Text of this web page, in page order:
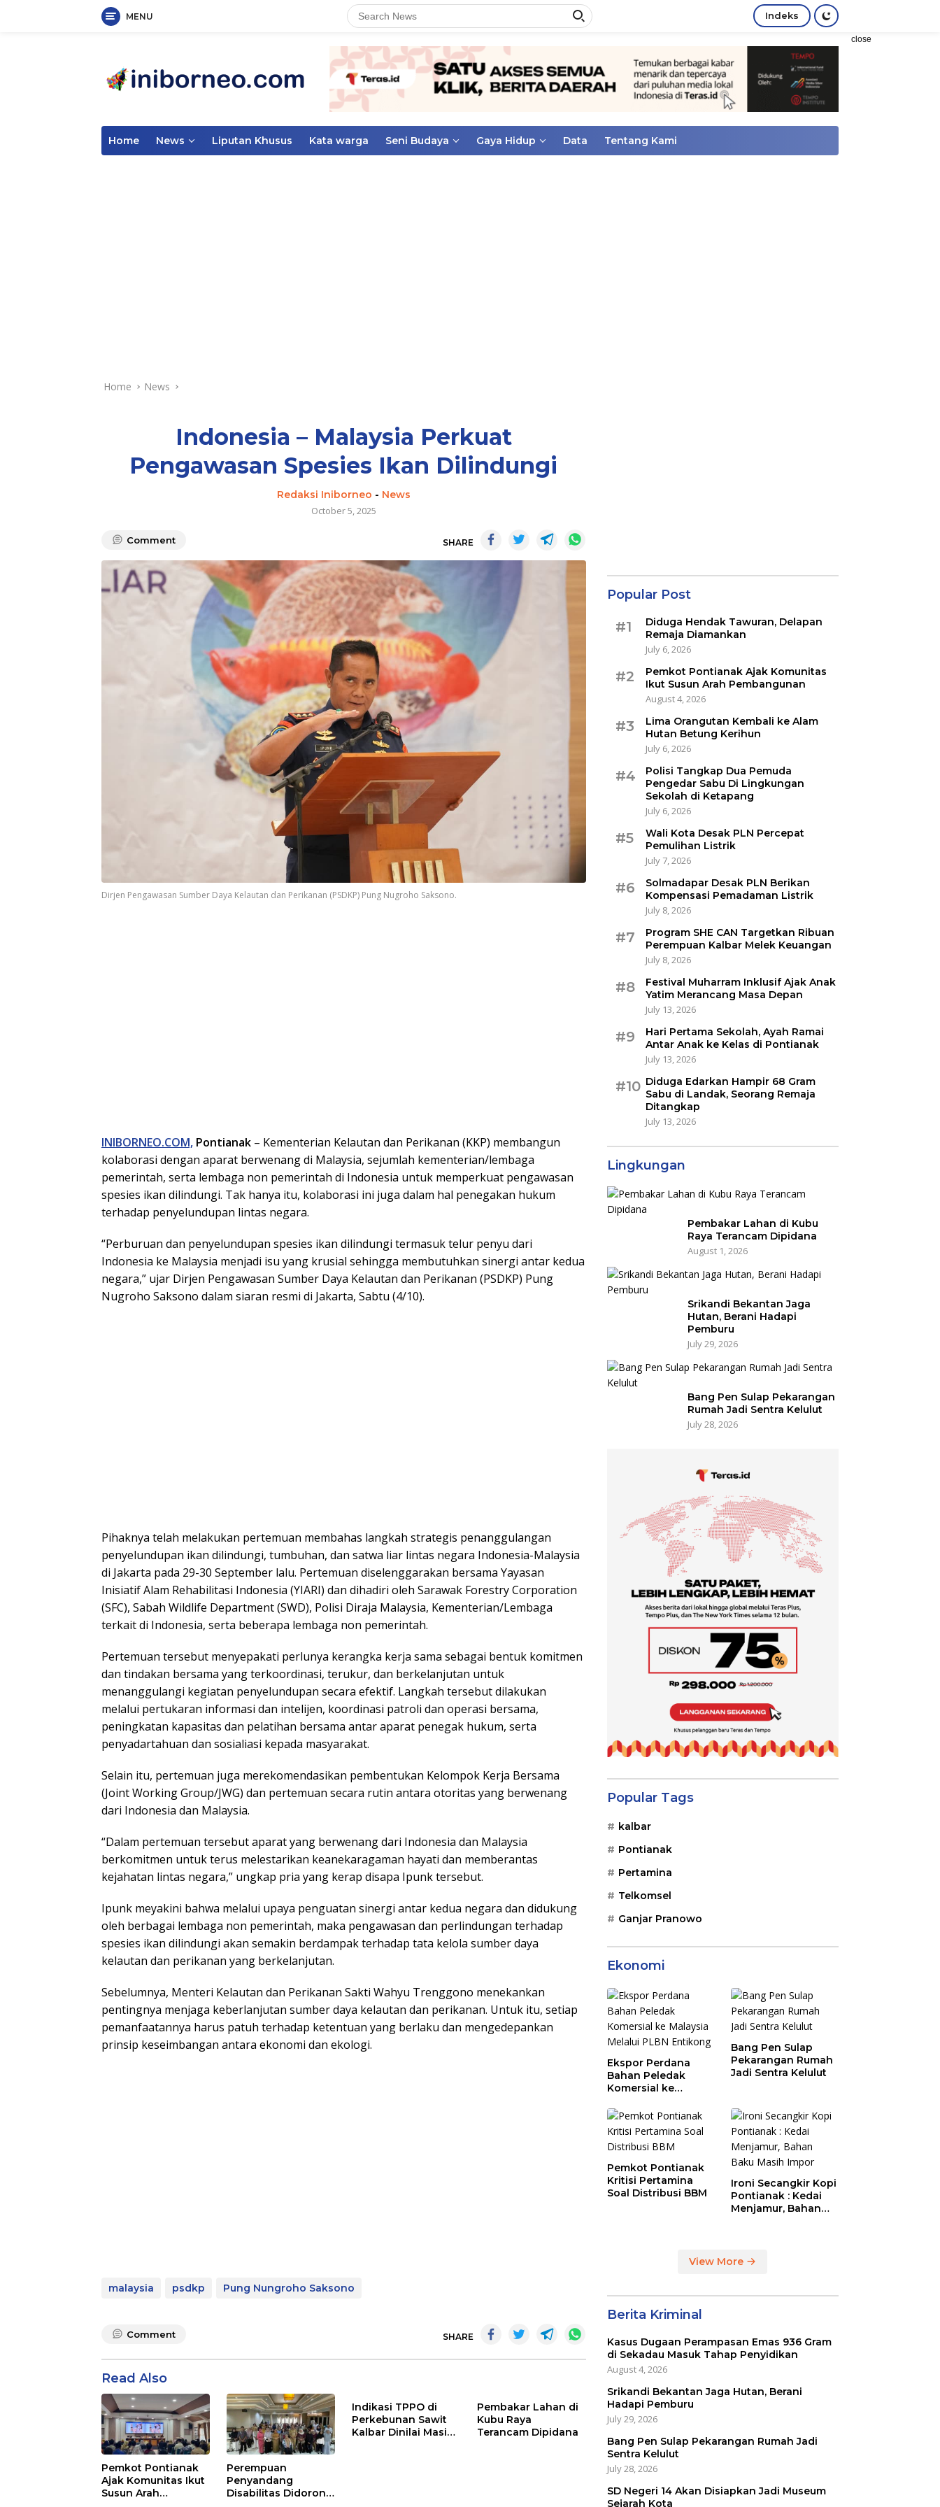
MENU Indeks
close
Home News Liputan Khusus Kata warga Seni Budaya Gaya Hidup Data Tentang Kami
Home News
Indonesia – Malaysia Perkuat
Pengawasan Spesies Ikan Dilindungi
Redaksi Iniborneo - News
October 5, 2025
Comment SHARE
Dirjen Pengawasan Sumber Daya Kelautan dan Perikanan (PSDKP) Pung Nugroho Saksono.
INIBORNEO.COM, Pontianak – Kementerian Kelautan dan Perikanan (KKP) membangun
kolaborasi dengan aparat berwenang di Malaysia, sejumlah kementerian/lembaga
pemerintah, serta lembaga non pemerintah di Indonesia untuk memperkuat pengawasan
spesies ikan dilindungi. Tak hanya itu, kolaborasi ini juga dalam hal penegakan hukum
terhadap penyelundupan lintas negara.
“Perburuan dan penyelundupan spesies ikan dilindungi termasuk telur penyu dari
Indonesia ke Malaysia menjadi isu yang krusial sehingga membutuhkan sinergi antar kedua
negara,” ujar Dirjen Pengawasan Sumber Daya Kelautan dan Perikanan (PSDKP) Pung
Nugroho Saksono dalam siaran resmi di Jakarta, Sabtu (4/10).
Pihaknya telah melakukan pertemuan membahas langkah strategis penanggulangan
penyelundupan ikan dilindungi, tumbuhan, dan satwa liar lintas negara Indonesia-Malaysia
di Jakarta pada 29-30 September lalu. Pertemuan diselenggarakan bersama Yayasan
Inisiatif Alam Rehabilitasi Indonesia (YIARI) dan dihadiri oleh Sarawak Forestry Corporation
(SFC), Sabah Wildlife Department (SWD), Polisi Diraja Malaysia, Kementerian/Lembaga
terkait di Indonesia, serta beberapa lembaga non pemerintah.
Pertemuan tersebut menyepakati perlunya kerangka kerja sama sebagai bentuk komitmen
dan tindakan bersama yang terkoordinasi, terukur, dan berkelanjutan untuk
menanggulangi kegiatan penyelundupan secara efektif. Langkah tersebut dilakukan
melalui pertukaran informasi dan intelijen, koordinasi patroli dan operasi bersama,
peningkatan kapasitas dan pelatihan bersama antar aparat penegak hukum, serta
penyadartahuan dan sosialiasi kepada masyarakat.
Selain itu, pertemuan juga merekomendasikan pembentukan Kelompok Kerja Bersama
(Joint Working Group/JWG) dan pertemuan secara rutin antara otoritas yang berwenang
dari Indonesia dan Malaysia.
“Dalam pertemuan tersebut aparat yang berwenang dari Indonesia dan Malaysia
berkomitmen untuk terus melestarikan keanekaragaman hayati dan memberantas
kejahatan lintas negara,” ungkap pria yang kerap disapa Ipunk tersebut.
Ipunk meyakini bahwa melalui upaya penguatan sinergi antar kedua negara dan didukung
oleh berbagai lembaga non pemerintah, maka pengawasan dan perlindungan terhadap
spesies ikan dilindungi akan semakin berdampak terhadap tata kelola sumber daya
kelautan dan perikanan yang berkelanjutan.
Sebelumnya, Menteri Kelautan dan Perikanan Sakti Wahyu Trenggono menekankan
pentingnya menjaga keberlanjutan sumber daya kelautan dan perikanan. Untuk itu, setiap
pemanfaatannya harus patuh terhadap ketentuan yang berlaku dan mengedepankan
prinsip keseimbangan antara ekonomi dan ekologi.
malaysia psdkp Pung Nungroho Saksono
Comment SHARE
Read Also
Pemkot Pontianak
Ajak Komunitas Ikut
Susun Arah
Perempuan
Penyandang
Disabilitas Didorong
Indikasi TPPO di
Perkebunan Sawit
Kalbar Dinilai Masih
Pembakar Lahan di
Kubu Raya
Terancam Dipidana
Popular Post
#1
Diduga Hendak Tawuran, Delapan
Remaja Diamankan
July 6, 2026
#2
Pemkot Pontianak Ajak Komunitas
Ikut Susun Arah Pembangunan
August 4, 2026
#3
Lima Orangutan Kembali ke Alam
Hutan Betung Kerihun
July 6, 2026
#4
Polisi Tangkap Dua Pemuda
Pengedar Sabu Di Lingkungan
Sekolah di Ketapang
July 6, 2026
#5
Wali Kota Desak PLN Percepat
Pemulihan Listrik
July 7, 2026
#6
Solmadapar Desak PLN Berikan
Kompensasi Pemadaman Listrik
July 8, 2026
#7
Program SHE CAN Targetkan Ribuan
Perempuan Kalbar Melek Keuangan
July 8, 2026
#8
Festival Muharram Inklusif Ajak Anak
Yatim Merancang Masa Depan
July 13, 2026
#9
Hari Pertama Sekolah, Ayah Ramai
Antar Anak ke Kelas di Pontianak
July 13, 2026
#10 Diduga Edarkan Hampir 68 Gram
Sabu di Landak, Seorang Remaja
Ditangkap
July 13, 2026
Lingkungan
Pembakar Lahan di Kubu
Raya Terancam Dipidana
August 1, 2026
Srikandi Bekantan Jaga
Hutan, Berani Hadapi
Pemburu
July 29, 2026
Bang Pen Sulap Pekarangan
Rumah Jadi Sentra Kelulut
July 28, 2026
Popular Tags
kalbar
Pontianak
Pertamina
Telkomsel
Ganjar Pranowo
Ekonomi
Ekspor Perdana
Bahan Peledak
Komersial ke
PLBN Entikong
Bang Pen Sulap
Pekarangan Rumah
Jadi Sentra Kelulut
Pemkot Pontianak
Kritisi Pertamina
Soal Distribusi BBM
Ironi Secangkir Kopi
Pontianak : Kedai
Menjamur, Bahan
View More
Berita Kriminal
Kasus Dugaan Perampasan Emas 936 Gram
di Sekadau Masuk Tahap Penyidikan
August 4, 2026
Srikandi Bekantan Jaga Hutan, Berani
Hadapi Pemburu
July 29, 2026
Bang Pen Sulap Pekarangan Rumah Jadi
Sentra Kelulut
July 28, 2026
SD Negeri 14 Akan Disiapkan Jadi Museum
Sejarah Kota